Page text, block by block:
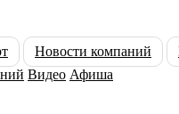
Новости компаний
Видео Афиша